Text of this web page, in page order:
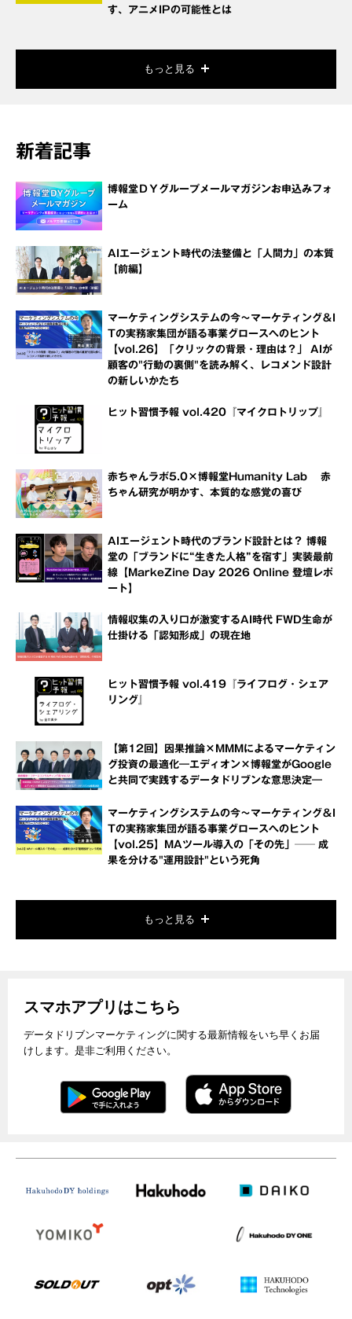
す、アニメIPの可能性とは
もっと見る
新着記事
博報堂ＤＹグループメールマガジンお申込みフォ
ーム
AIエージェント時代の法整備と「人間力」の本質
【前編】
マーケティングシステムの今～マーケティング＆I
Tの実務家集団が語る事業グロースへのヒント
【vol.26】「クリックの背景・理由は？」 AIが
顧客の"行動の裏側"を読み解く、レコメンド設計
の新しいかたち
ヒット習慣予報 vol.420『マイクロトリップ』
赤ちゃんラボ5.0×博報堂Humanity Lab 赤
ちゃん研究が明かす、本質的な感覚の喜び
AIエージェント時代のブランド設計とは？ 博報
堂の「ブランドに“生きた人格”を宿す」実装最前
線【MarkeZine Day 2026 Online 登壇レポ
ート】
情報収集の入り口が激変するAI時代 FWD生命が
仕掛ける「認知形成」の現在地
ヒット習慣予報 vol.419『ライフログ・シェア
リング』
【第12回】因果推論×MMMによるマーケティン
グ投資の最適化―エディオン×博報堂がGoogle
と共同で実践するデータドリブンな意思決定―
マーケティングシステムの今～マーケティング＆I
Tの実務家集団が語る事業グロースへのヒント
【vol.25】MAツール導入の「その先」── 成
果を分ける"運用設計"という死角
もっと見る
スマホアプリはこちら
データドリブンマーケティングに関する最新情報をいち早くお届
けします。是非ご利用ください。